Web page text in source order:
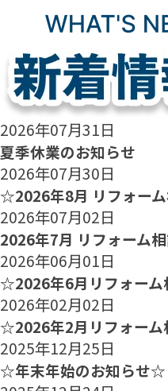
2026年07月31日
夏季休業のお知らせ
2026年07月30日
☆2026年8月 リフォー
2026年07月02日
2026年7月 リフォーム
2026年06月01日
☆2026年6月リフォー
2026年02月02日
☆2026年2月リフォー
2025年12月25日
☆年末年始のお知らせ☆